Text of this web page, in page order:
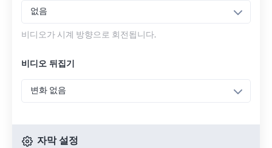
없음
비디오가 시계 방향으로 회전됩니다.
비디오 뒤집기
변화 없음
자막 설정